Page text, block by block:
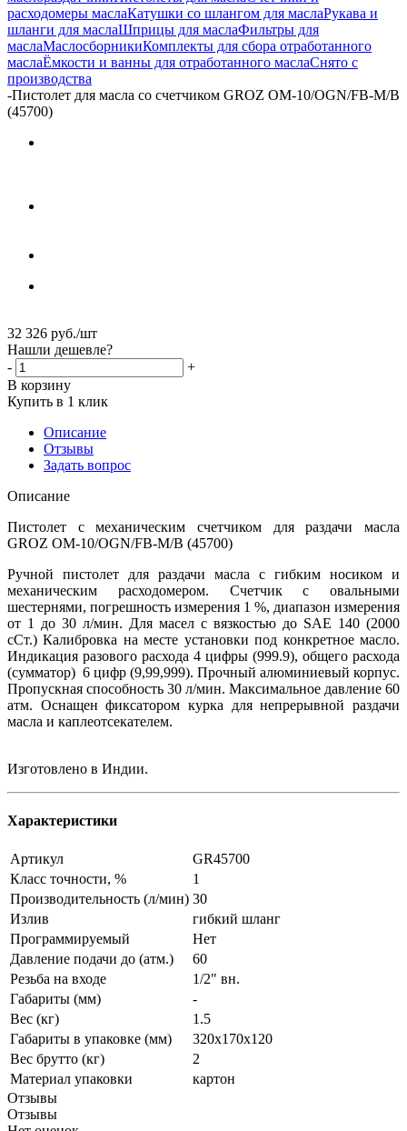
расходомеры маслаКатушки со шлангом для маслаРукава и
шланги для маслаШприцы для маслаФильтры для
маслаМаслосборникиКомплекты для сбора отработанного
маслаЁмкости и ванны для отработанного маслаСнято с
производства
-Пистолет для масла со счетчиком GROZ OM-10/OGN/FB-M/B
(45700)
32 326 руб./шт
Нашли дешевле?
-
+
В корзину
Купить в 1 клик
Описание
Отзывы
Задать вопрос
Описание
Пистолет с механическим счетчиком для раздачи масла
GROZ OM-10/OGN/FB-M/B (45700)
Ручной пистолет для раздачи масла с гибким носиком и
механическим расходомером. Счетчик с овальными
шестернями, погрешность измерения 1 %, диапазон измерения
от 1 до 30 л/мин. Для масел с вязкостью до SAE 140 (2000
сСт.) Калибровка на месте установки под конкретное масло.
Индикация разового расхода 4 цифры (999.9), общего расхода
(сумматор) 6 цифр (9,99,999). Прочный алюминиевый корпус.
Пропускная способность 30 л/мин. Максимальное давление 60
атм. Оснащен фиксатором курка для непрерывной раздачи
масла и каплеотсекателем.
Изготовлено в Индии.
Характеристики
Артикул
GR45700
Класс точности, %
1
Производительность (л/мин) 30
Излив
гибкий шланг
Программируемый
Нет
Давление подачи до (атм.)
60
Резьба на входе
1/2" вн.
Габариты (мм)
-
Вес (кг)
1.5
Габариты в упаковке (мм)
320х170х120
Вес брутто (кг)
2
Материал упаковки
картон
Отзывы
Отзывы